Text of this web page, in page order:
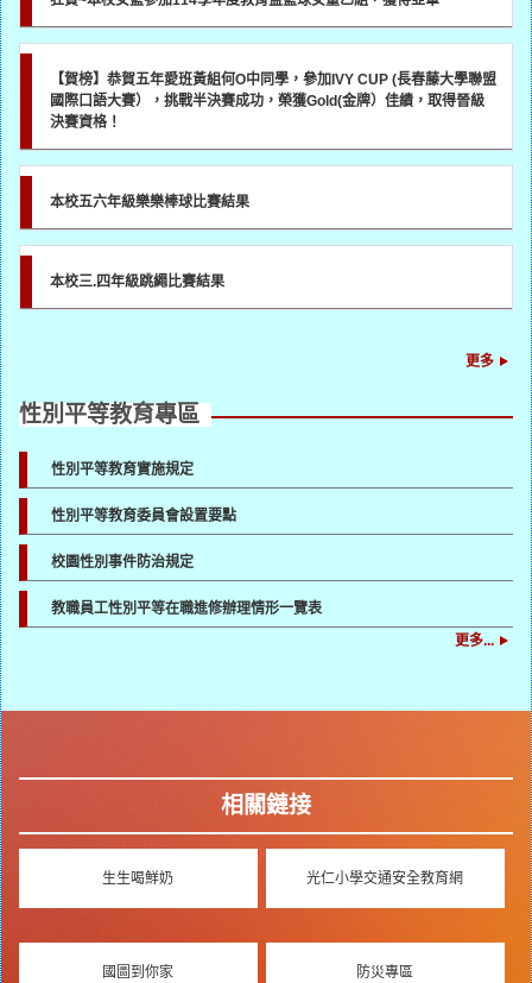
【賀榜】恭賀五年愛班黃組何O中同學，參加IVY CUP (長春藤大學聯盟
國際口語大賽），挑戰半決賽成功，榮獲Gold(金牌）佳績，取得晉級
決賽資格！
本校五六年級樂樂棒球比賽結果
本校三.四年級跳繩比賽結果
更多
性別平等教育專區
性別平等教育實施規定
性別平等教育委員會設置要點
校園性別事件防治規定
教職員工性別平等在職進修辦理情形一覽表
更多...
相關鏈接
生生喝鮮奶 光仁小學交通安全教育網
國圖到你家 防災專區